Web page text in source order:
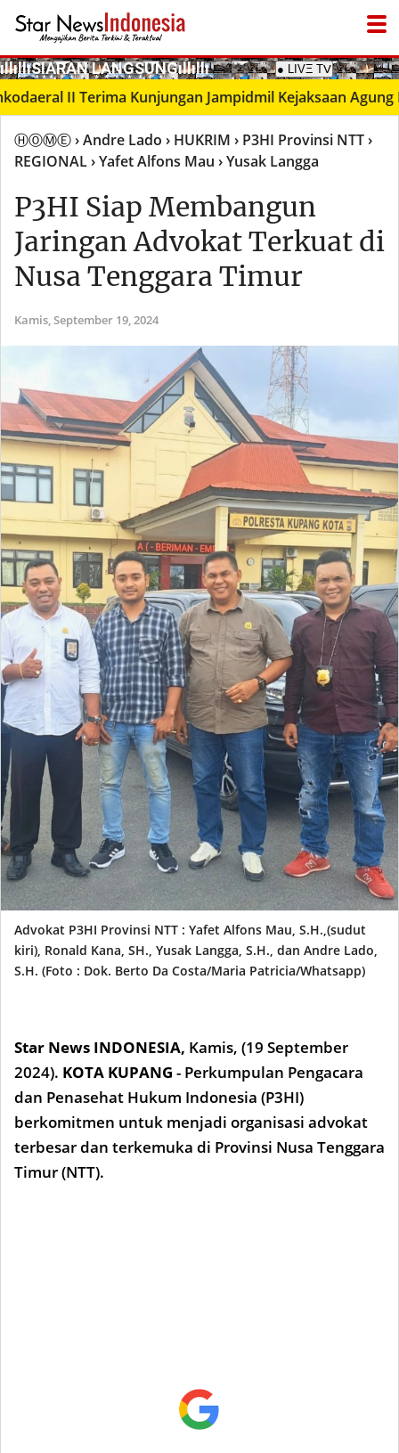
­ıllıllıS͙I͙A͙R͙A͙N͙ L͙A͙N͙G͙S͙U͙N͙G͙ıllıllı ● LIVΞ Tᐯ
II Terima Kunjungan Jampidmil Kejaksaan Agung RI,
ⒽⓄⓂⒺ› Andre Lado › HUKRIM › P3HI Provinsi NTT›
REGIONAL› Yafet Alfons Mau › Yusak Langga
P3HI Siap Membangun
Jaringan Advokat Terkuat di
Nusa Tenggara Timur
Kamis,September 19, 2024
Advokat P3HI Provinsi NTT : Yafet Alfons Mau, S.H.,(sudut
kiri), Ronald Kana, SH., Yusak Langga, S.H., dan Andre Lado,
S.H. (Foto : Dok. Berto Da Costa/Maria Patricia/Whatsapp)
Star News INDONESIA, Kamis, (19 September
2024). KOTA KUPANG - Perkumpulan Pengacara
dan Penasehat Hukum Indonesia (P3HI)
berkomitmen untuk menjadi organisasi advokat
terbesar dan terkemuka di Provinsi Nusa Tenggara
Timur (NTT).